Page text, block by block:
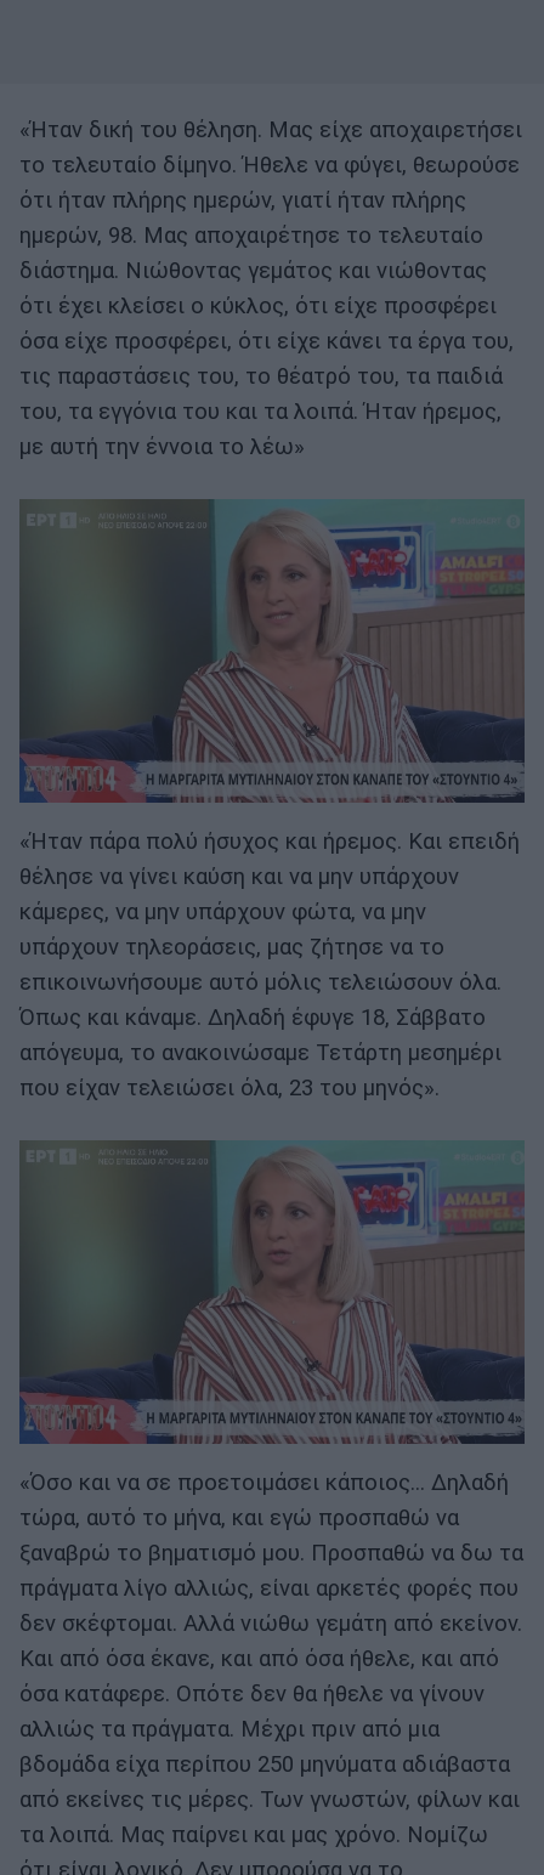
«Ήταν δική του θέληση. Μας είχε αποχαιρετήσει
το τελευταίο δίμηνο. Ήθελε να φύγει, θεωρούσε
ότι ήταν πλήρης ημερών, γιατί ήταν πλήρης
ημερών, 98. Μας αποχαιρέτησε το τελευταίο
διάστημα. Νιώθοντας γεμάτος και νιώθοντας
ότι έχει κλείσει ο κύκλος, ότι είχε προσφέρει
όσα είχε προσφέρει, ότι είχε κάνει τα έργα του,
τις παραστάσεις του, το θέατρό του, τα παιδιά
του, τα εγγόνια του και τα λοιπά. Ήταν ήρεμος,
με αυτή την έννοια το λέω»
«Ήταν πάρα πολύ ήσυχος και ήρεμος. Και επειδή
θέλησε να γίνει καύση και να μην υπάρχουν
κάμερες, να μην υπάρχουν φώτα, να μην
υπάρχουν τηλεοράσεις, μας ζήτησε να το
επικοινωνήσουμε αυτό μόλις τελειώσουν όλα.
Όπως και κάναμε. Δηλαδή έφυγε 18, Σάββατο
απόγευμα, το ανακοινώσαμε Τετάρτη μεσημέρι
που είχαν τελειώσει όλα, 23 του μηνός».
«Όσο και να σε προετοιμάσει κάποιος... Δηλαδή
τώρα, αυτό το μήνα, και εγώ προσπαθώ να
ξαναβρώ το βηματισμό μου. Προσπαθώ να δω τα
πράγματα λίγο αλλιώς, είναι αρκετές φορές που
δεν σκέφτομαι. Αλλά νιώθω γεμάτη από εκείνον.
Και από όσα έκανε, και από όσα ήθελε, και από
όσα κατάφερε. Οπότε δεν θα ήθελε να γίνουν
αλλιώς τα πράγματα. Μέχρι πριν από μια
βδομάδα είχα περίπου 250 μηνύματα αδιάβαστα
από εκείνες τις μέρες. Των γνωστών, φίλων και
τα λοιπά. Μας παίρνει και μας χρόνο. Νομίζω